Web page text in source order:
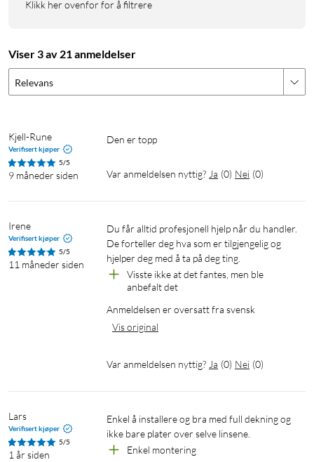
Klikk her ovenfor for å filtrere
Viser 3 av 21 anmeldelser
Relevans
Kjell-Rune
Verifisert kjøper
5/5
9 måneder siden
Den er topp
Var anmeldelsen nyttig? Ja (0) Nei (0)
Irene
Verifisert kjøper
5/5
11 måneder siden
Du får alltid profesjonell hjelp når du handler.
De forteller deg hva som er tilgjengelig og
hjelper deg med å ta på deg ting.
Visste ikke at det fantes, men ble
anbefalt det
Anmeldelsen er oversatt fra svensk
Vis original
Var anmeldelsen nyttig? Ja (0) Nei (0)
Lars
Verifisert kjøper
5/5
1 år siden
Enkel å installere og bra med full dekning og
ikke bare plater over selve linsene.
Enkel montering